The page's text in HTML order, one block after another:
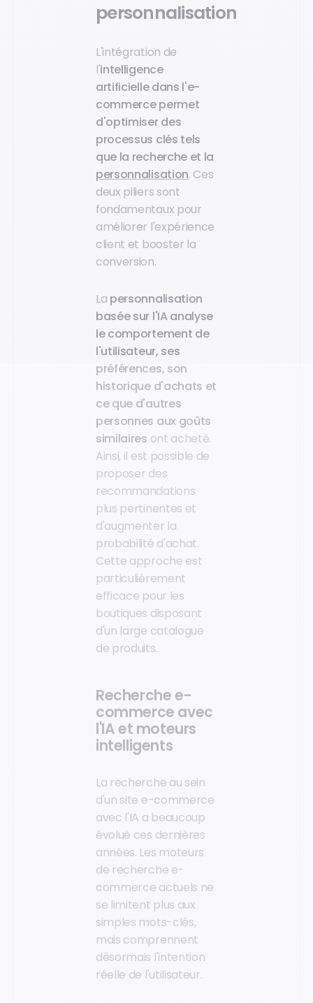
personnalisation
L'intégration de
l'intelligence
artificielle dans l'e-
commerce permet
d'optimiser des
processus clés tels
que la recherche et la
personnalisation. Ces
deux piliers sont
fondamentaux pour
améliorer l'expérience
client et booster la
conversion.
La personnalisation
basée sur l'IA analyse
le comportement de
l'utilisateur, ses
préférences, son
historique d'achats et
ce que d'autres
personnes aux goûts
similaires ont acheté.
Ainsi, il est possible de
proposer des
recommandations
plus pertinentes et
d'augmenter la
probabilité d'achat.
Cette approche est
particulièrement
efficace pour les
boutiques disposant
d'un large catalogue
de produits.
Recherche e-
commerce avec
l'IA et moteurs
intelligents
La recherche au sein
d'un site e-commerce
avec l'IA a beaucoup
évolué ces dernières
années. Les moteurs
de recherche e-
commerce actuels ne
se limitent plus aux
simples mots-clés,
mais comprennent
désormais l'intention
réelle de l'utilisateur.